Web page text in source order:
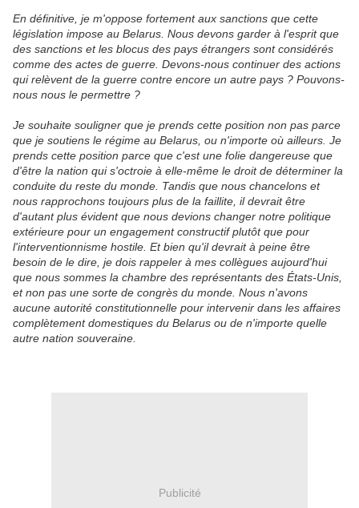
En définitive, je m'oppose fortement aux sanctions que cette
législation impose au Belarus. Nous devons garder à l'esprit que
des sanctions et les blocus des pays étrangers sont considérés
comme des actes de guerre. Devons-nous continuer des actions
qui relèvent de la guerre contre encore un autre pays ? Pouvons-
nous nous le permettre ?
Je souhaite souligner que je prends cette position non pas parce
que je soutiens le régime au Belarus, ou n'importe où ailleurs. Je
prends cette position parce que c'est une folie dangereuse que
d'être la nation qui s'octroie à elle-même le droit de déterminer la
conduite du reste du monde. Tandis que nous chancelons et
nous rapprochons toujours plus de la faillite, il devrait être
d'autant plus évident que nous devions changer notre politique
extérieure pour un engagement constructif plutôt que pour
l'interventionnisme hostile. Et bien qu'il devrait à peine être
besoin de le dire, je dois rappeler à mes collègues aujourd'hui
que nous sommes la chambre des représentants des États-Unis,
et non pas une sorte de congrès du monde. Nous n'avons
aucune autorité constitutionnelle pour intervenir dans les affaires
complètement domestiques du Belarus ou de n'importe quelle
autre nation souveraine.
Publicité